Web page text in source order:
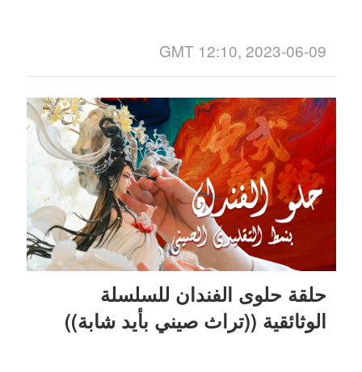
GMT 12:10, 2023-06-09
حلقة حلوى الفندان للسلسلة
الوثائقية ((تراث صيني بأيد شابة))